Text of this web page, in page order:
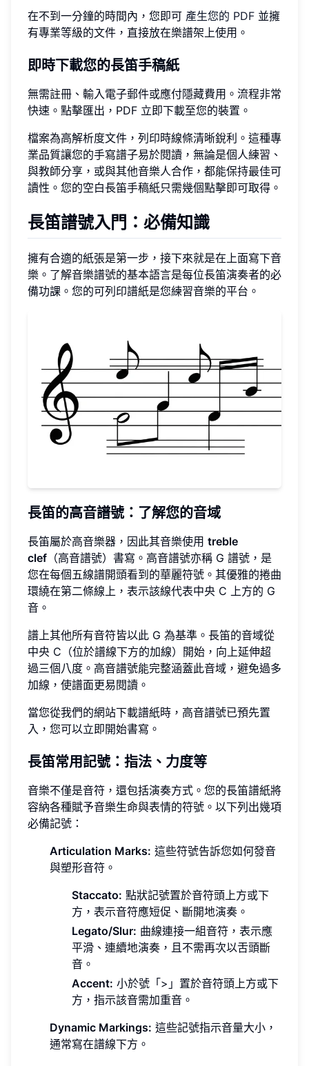
在不到一分鐘的時間內，您即可 產生您的 PDF 並擁
有專業等級的文件，直接放在樂譜架上使用。
即時下載您的長笛手稿紙
無需註冊、輸入電子郵件或應付隱藏費用。流程非常
快速。點擊匯出，PDF 立即下載至您的裝置。
檔案為高解析度文件，列印時線條清晰銳利。這種專
業品質讓您的手寫譜子易於閱讀，無論是個人練習、
與教師分享，或與其他音樂人合作，都能保持最佳可
讀性。您的空白長笛手稿紙只需幾個點擊即可取得。
長笛譜號入門：必備知識
擁有合適的紙張是第一步，接下來就是在上面寫下音
樂。了解音樂譜號的基本語言是每位長笛演奏者的必
備功課。您的可列印譜紙是您練習音樂的平台。
長笛的高音譜號：了解您的音域
長笛屬於高音樂器，因此其音樂使用 treble
clef （高音譜號）書寫。高音譜號亦稱 G 譜號，是
您在每個五線譜開頭看到的華麗符號。其優雅的捲曲
環繞在第二條線上，表示該線代表中央 C 上方的 G
音。
譜上其他所有音符皆以此 G 為基準。長笛的音域從
中央 C（位於譜線下方的加線）開始，向上延伸超
過三個八度。高音譜號能完整涵蓋此音域，避免過多
加線，使譜面更易閱讀。
當您從我們的網站下載譜紙時，高音譜號已預先置
入，您可以立即開始書寫。
長笛常用記號：指法、力度等
音樂不僅是音符，還包括演奏方式。您的長笛譜紙將
容納各種賦予音樂生命與表情的符號。以下列出幾項
必備記號：
Articulation Marks: 這些符號告訴您如何發音
與塑形音符。
Staccato: 點狀記號置於音符頭上方或下
方，表示音符應短促、斷開地演奏。
Legato/Slur: 曲線連接一組音符，表示應
平滑、連續地演奏，且不需再次以舌頭斷
音。
Accent: 小於號「>」置於音符頭上方或下
方，指示該音需加重音。
Dynamic Markings: 這些記號指示音量大小，
通常寫在譜線下方。